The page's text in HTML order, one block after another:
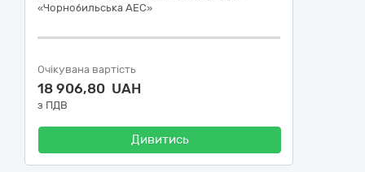
«Чорнобильська АЕС»
Очікувана вартість
18 906,80 UAH
з ПДВ
Дивитись